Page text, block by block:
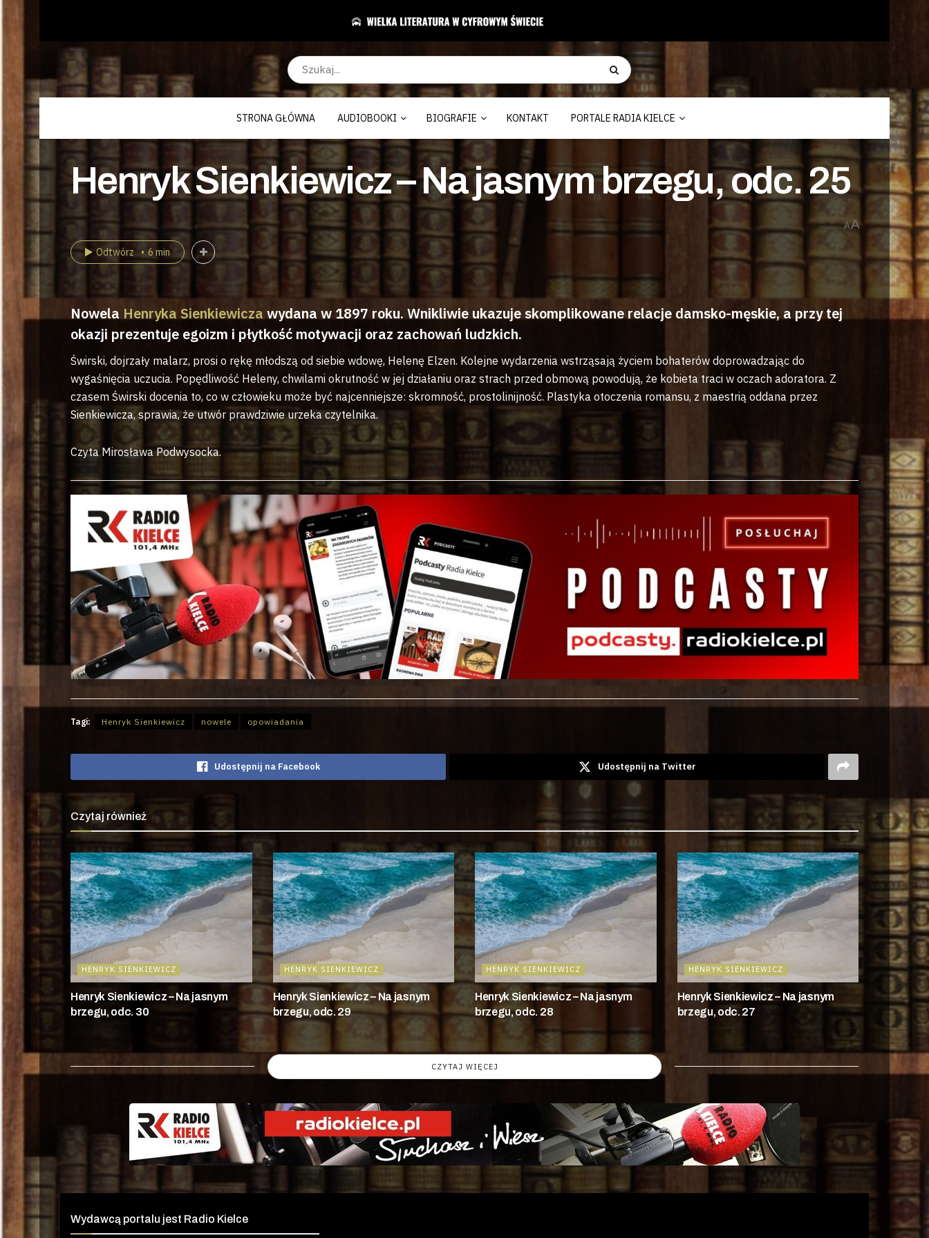
STRONA GŁÓWNA AUDIOBOOKI BIOGRAFIE KONTAKT PORTALE RADIA KIELCE
Henryk Sienkiewicz – Na jasnym brzegu, odc. 25
AA
Odtwórz 6 min
Nowela Henryka Sienkiewicza wydana w 1897 roku. Wnikliwie ukazuje skomplikowane relacje damsko-męskie, a przy tej
okazji prezentuje egoizm i płytkość motywacji oraz zachowań ludzkich.
Świrski, dojrzały malarz, prosi o rękę młodszą od siebie wdowę, Helenę Elzen. Kolejne wydarzenia wstrząsają życiem bohaterów doprowadzając do
wygaśnięcia uczucia. Popędliwość Heleny, chwilami okrutność w jej działaniu oraz strach przed obmową powodują, że kobieta traci w oczach adoratora. Z
czasem Świrski docenia to, co w człowieku może być najcenniejsze: skromność, prostolinijność. Plastyka otoczenia romansu, z maestrią oddana przez
Sienkiewicza, sprawia, że utwór prawdziwie urzeka czytelnika.
Czyta Mirosława Podwysocka.
Tagi: Henryk Sienkiewicz nowele opowiadania
Udostępnij na Facebook Udostępnij na Twitter
Czytaj również
HENRYK SIENKIEWICZ
Henryk Sienkiewicz – Na jasnym
brzegu, odc. 30
HENRYK SIENKIEWICZ
Henryk Sienkiewicz – Na jasnym
brzegu, odc. 29
HENRYK SIENKIEWICZ
Henryk Sienkiewicz – Na jasnym
brzegu, odc. 28
HENRYK SIENKIEWICZ
Henryk Sienkiewicz – Na jasnym
brzegu, odc. 27
CZYTAJ WIĘCEJ
Wydawcą portalu jest Radio Kielce